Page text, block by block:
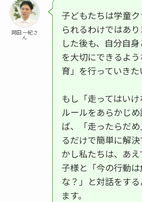
岡田 一紀さ
ん
子どもたちは学童
られるわけではあ
した後も、自分自
を大切にできるよ
育」を行っていきた
もし「走ってはい
ルールをあらかじ
ば、「走ったらだ
るだけで簡単に解
かし私たちは、あ
子様と「今の行動
な？」と対話をす
ます。